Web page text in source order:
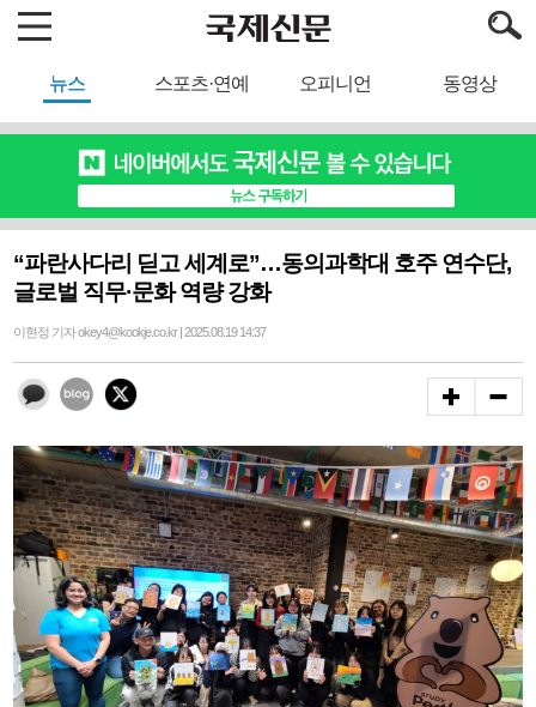
뉴스 스포츠·연예 오피니언 동영상
“파란사다리 딛고 세계로”…동의과학대 호주 연수단,
글로벌 직무·문화 역량 강화
이현정 기자 okey4@kookje.co.kr | 2025.08.19 14:37